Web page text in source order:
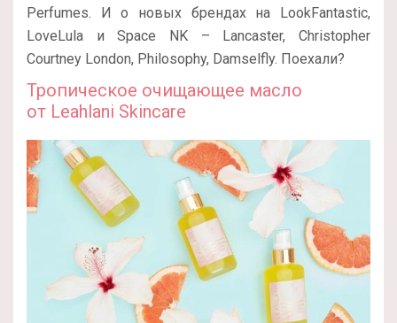
Perfumes. И о новых брендах на LookFantastic,
LoveLula и Space NK – Lancaster, Christopher
Courtney London, Philosophy, Damselfly. Поехали?
Тропическое очищающее масло
от Leahlani Skincare